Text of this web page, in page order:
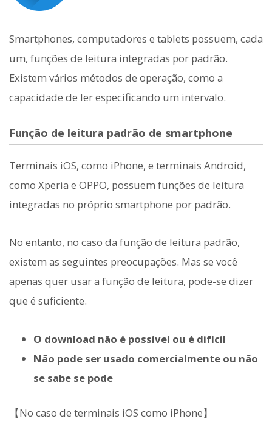
Smartphones, computadores e tablets possuem, cada
um, funções de leitura integradas por padrão.
Existem vários métodos de operação, como a
capacidade de ler especificando um intervalo.
Função de leitura padrão de smartphone
Terminais iOS, como iPhone, e terminais Android,
como Xperia e OPPO, possuem funções de leitura
integradas no próprio smartphone por padrão.
No entanto, no caso da função de leitura padrão,
existem as seguintes preocupações. Mas se você
apenas quer usar a função de leitura, pode-se dizer
que é suficiente.
O download não é possível ou é difícil
Não pode ser usado comercialmente ou não
se sabe se pode
【No caso de terminais iOS como iPhone】